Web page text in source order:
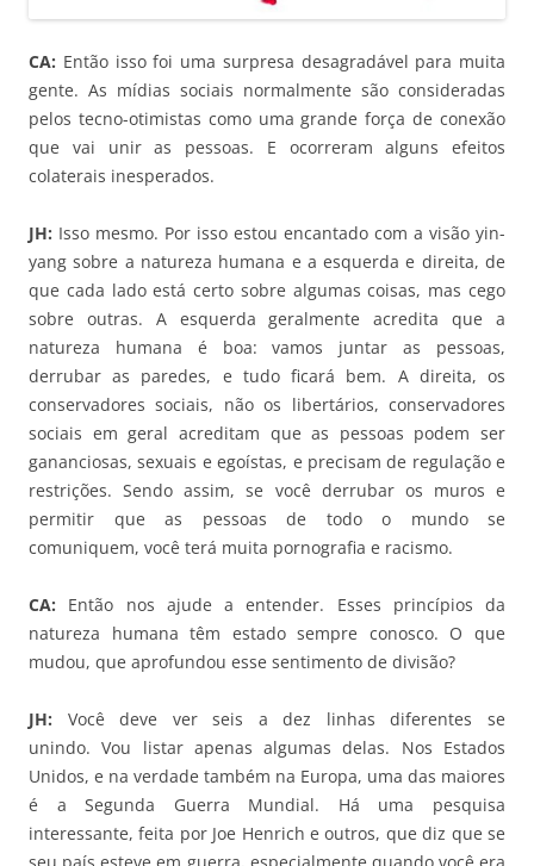
CA: Então isso foi uma surpresa desagradável para muita
gente. As mídias sociais normalmente são consideradas
pelos tecno-otimistas como uma grande força de conexão
que vai unir as pessoas. E ocorreram alguns efeitos
colaterais inesperados.
JH: Isso mesmo. Por isso estou encantado com a visão yin-
yang sobre a natureza humana e a esquerda e direita, de
que cada lado está certo sobre algumas coisas, mas cego
sobre outras. A esquerda geralmente acredita que a
natureza humana é boa: vamos juntar as pessoas,
derrubar as paredes, e tudo ficará bem. A direita, os
conservadores sociais, não os libertários, conservadores
sociais em geral acreditam que as pessoas podem ser
gananciosas, sexuais e egoístas, e precisam de regulação e
restrições. Sendo assim, se você derrubar os muros e
permitir que as pessoas de todo o mundo se
comuniquem, você terá muita pornografia e racismo.
CA: Então nos ajude a entender. Esses princípios da
natureza humana têm estado sempre conosco. O que
mudou, que aprofundou esse sentimento de divisão?
JH: Você deve ver seis a dez linhas diferentes se
unindo. Vou listar apenas algumas delas. Nos Estados
Unidos, e na verdade também na Europa, uma das maiores
é a Segunda Guerra Mundial. Há uma pesquisa
interessante, feita por Joe Henrich e outros, que diz que se